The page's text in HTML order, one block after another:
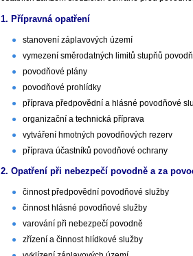
1. Přípravná opatření
stanovení záplavových území
vymezení směrodatných limitů stupňů
povodňové plány
povodňové prohlídky
příprava předpovědní a hlásné povodňové
organizační a technická příprava
vytváření hmotných povodňových rezerv
příprava účastníků povodňové ochrany
2. Opatření při nebezpečí povodně a za
činnost předpovědní povodňové služby
činnost hlásné povodňové služby
varování při nebezpečí povodně
zřízení a činnost hlídkové služby